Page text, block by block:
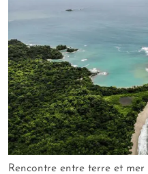
Rencontre entre terre et mer